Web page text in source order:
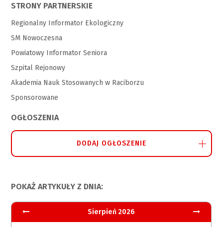
STRONY PARTNERSKIE
Regionalny Informator Ekologiczny
SM Nowoczesna
Powiatowy Informator Seniora
Szpital Rejonowy
Akademia Nauk Stosowanych w Raciborzu
Sponsorowane
OGŁOSZENIA
DODAJ OGŁOSZENIE
POKAŻ ARTYKUŁY Z DNIA:
Sierpień 2026